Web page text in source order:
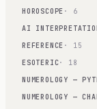
HOROSCOPE · 6
AI
REFERENCE · 15
ESOTERIC· 18
NUMEROLOGY —
NUMEROLOGY —